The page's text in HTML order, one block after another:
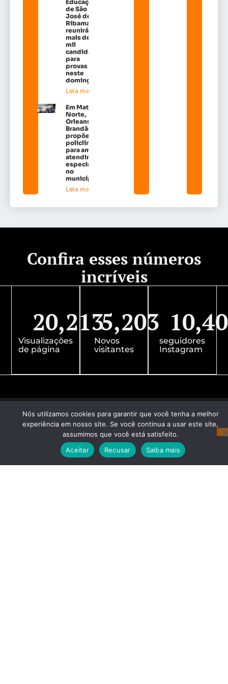
Educação
de São
José de
Ribamar
reunirá
mais de 38
mil
candidatos
para
provas
neste
domingo
Leia mais »
Em Matões do
Norte,
Orleans
Brandão
propõe
policlínicas
para ampliar
atendimento
especializado
no
município*
Leia mais »
Confira esses números
incríveis
Visualizações
de página
20,213
Novos
visitantes
5,203
seguidores
Instagram
Nós utilizamos cookies para garantir que você tenha a melhor
experiência em nosso site. Se você continua a usar este site,
assumimos que você está satisfeito.
Aceitar
Recusar Saiba mais